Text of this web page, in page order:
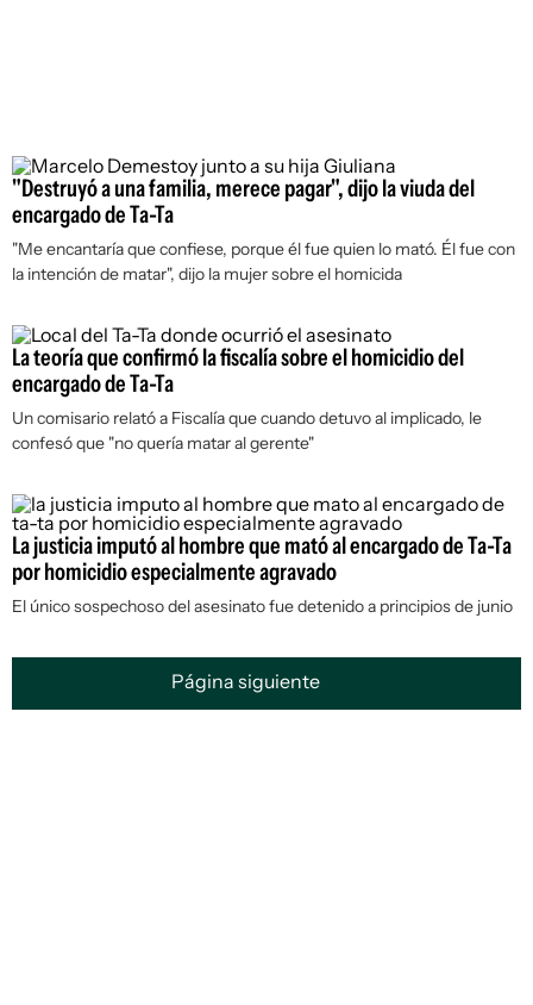
"Destruyó a una familia, merece pagar", dijo la viuda del
encargado de Ta-Ta
"Me encantaría que confiese, porque él fue quien lo mató. Él fue con
la intención de matar", dijo la mujer sobre el homicida
La teoría que confirmó la fiscalía sobre el homicidio del
encargado de Ta-Ta
Un comisario relató a Fiscalía que cuando detuvo al implicado, le
confesó que "no quería matar al gerente"
La justicia imputó al hombre que mató al encargado de Ta-Ta
por homicidio especialmente agravado
El único sospechoso del asesinato fue detenido a principios de junio
Página siguiente